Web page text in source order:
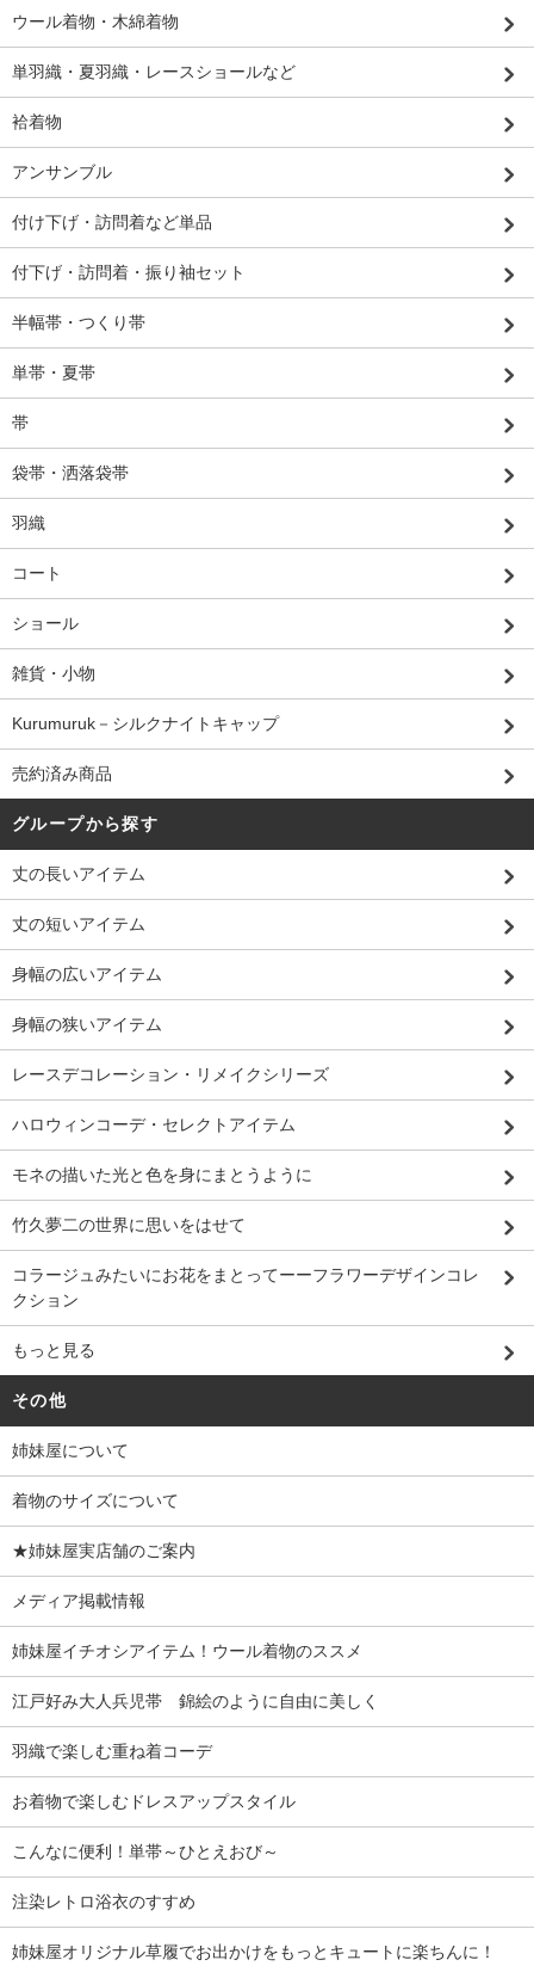
ウール着物・木綿着物
単羽織・夏羽織・レースショールなど
袷着物
アンサンブル
付け下げ・訪問着など単品
付下げ・訪問着・振り袖セット
半幅帯・つくり帯
単帯・夏帯
帯
袋帯・洒落袋帯
羽織
コート
ショール
雑貨・小物
Kurumuruk－シルクナイトキャップ
売約済み商品
グループから探す
丈の長いアイテム
丈の短いアイテム
身幅の広いアイテム
身幅の狭いアイテム
レースデコレーション・リメイクシリーズ
ハロウィンコーデ・セレクトアイテム
モネの描いた光と色を身にまとうように
竹久夢二の世界に思いをはせて
コラージュみたいにお花をまとってーーフラワーデザインコレ
クション
もっと見る
その他
姉妹屋について
着物のサイズについて
★姉妹屋実店舗のご案内
メディア掲載情報
姉妹屋イチオシアイテム！ウール着物のススメ
江戸好み大人兵児帯 錦絵のように自由に美しく
羽織で楽しむ重ね着コーデ
お着物で楽しむドレスアップスタイル
こんなに便利！単帯～ひとえおび～
注染レトロ浴衣のすすめ
姉妹屋オリジナル草履でお出かけをもっとキュートに楽ちんに！